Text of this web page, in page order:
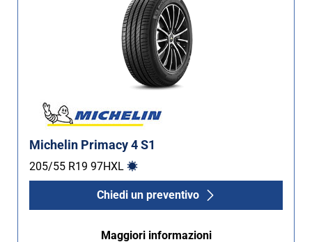
Michelin Primacy 4 S1
205/55 R19 97HXL
Chiedi un preventivo
Maggiori informazioni